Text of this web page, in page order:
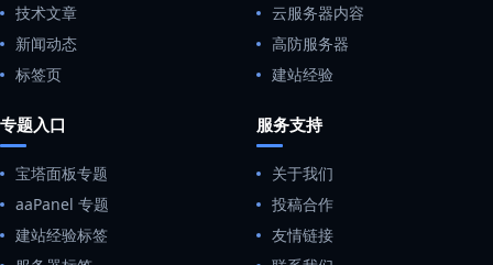
技术文章
新闻动态
标签页
云服务器内容
高防服务器
建站经验
专题入口
宝塔面板专题
aaPanel 专题
建站经验标签
服务支持
关于我们
投稿合作
友情链接